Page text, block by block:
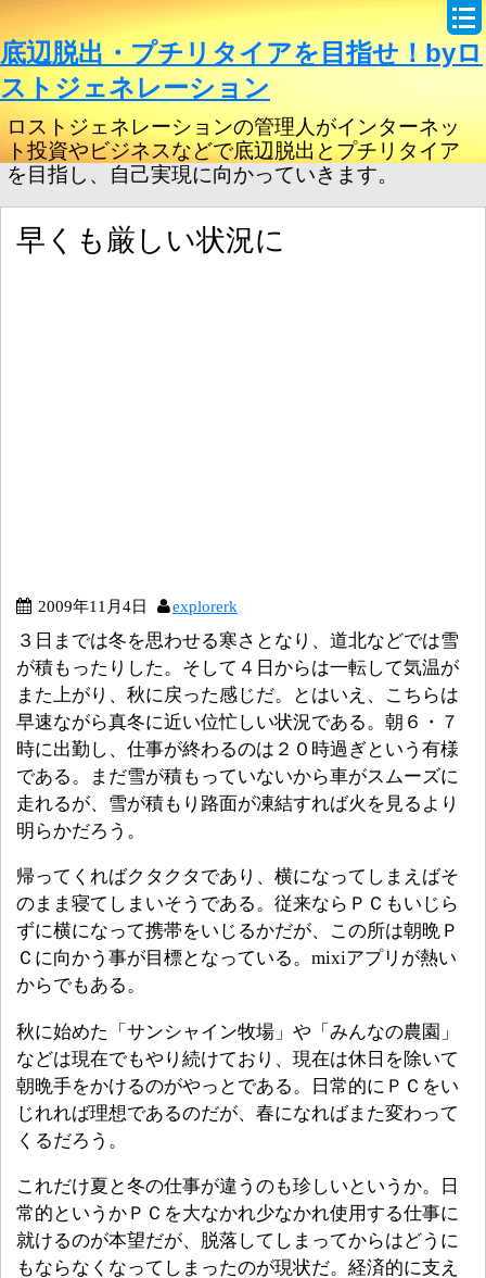
底辺脱出・プチリタイアを目指せ！byロ
ストジェネレーション
ロストジェネレーションの管理人がインターネッ
ト投資やビジネスなどで底辺脱出とプチリタイア
を目指し、自己実現に向かっていきます。
早くも厳しい状況に
2009年11月4日 explorerk
３日までは冬を思わせる寒さとなり、道北などでは雪
が積もったりした。そして４日からは一転して気温が
また上がり、秋に戻った感じだ。とはいえ、こちらは
早速ながら真冬に近い位忙しい状況である。朝６・７
時に出勤し、仕事が終わるのは２０時過ぎという有様
である。まだ雪が積もっていないから車がスムーズに
走れるが、雪が積もり路面が凍結すれば火を見るより
明らかだろう。
帰ってくればクタクタであり、横になってしまえばそ
のまま寝てしまいそうである。従来ならＰＣもいじら
ずに横になって携帯をいじるかだが、この所は朝晩Ｐ
Ｃに向かう事が目標となっている。mixiアプリが熱い
からでもある。
秋に始めた「サンシャイン牧場」や「みんなの農園」
などは現在でもやり続けており、現在は休日を除いて
朝晩手をかけるのがやっとである。日常的にＰＣをい
じれれば理想であるのだが、春になればまた変わって
くるだろう。
これだけ夏と冬の仕事が違うのも珍しいというか。日
常的というかＰＣを大なかれ少なかれ使用する仕事に
就けるのが本望だが、脱落してしまってからはどうに
もならなくなってしまったのが現状だ。経済的に支え